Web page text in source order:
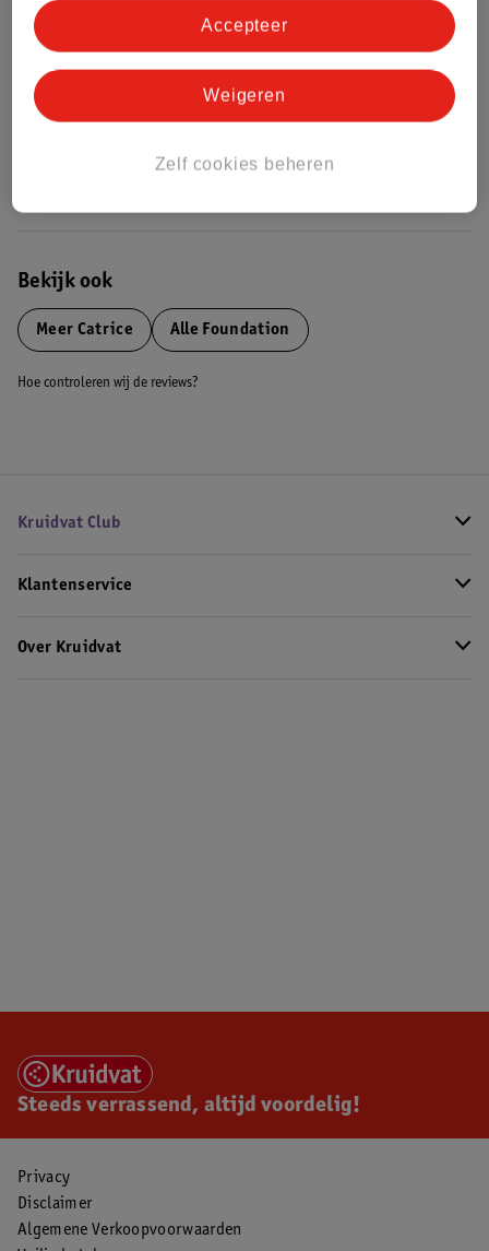
Nature Impact Score
Dit product heeft (nog) geen Nature
Impact Score.
Bekijk ook
Meer Catrice Alle Foundation
Hoe controleren wij de reviews?
Kruidvat Club
Klantenservice
Over Kruidvat
Steeds verrassend, altijd voordelig!
Privacy
Disclaimer
Algemene Verkoopvoorwaarden
Zelf cookies beheren
Weigeren
Accepteer